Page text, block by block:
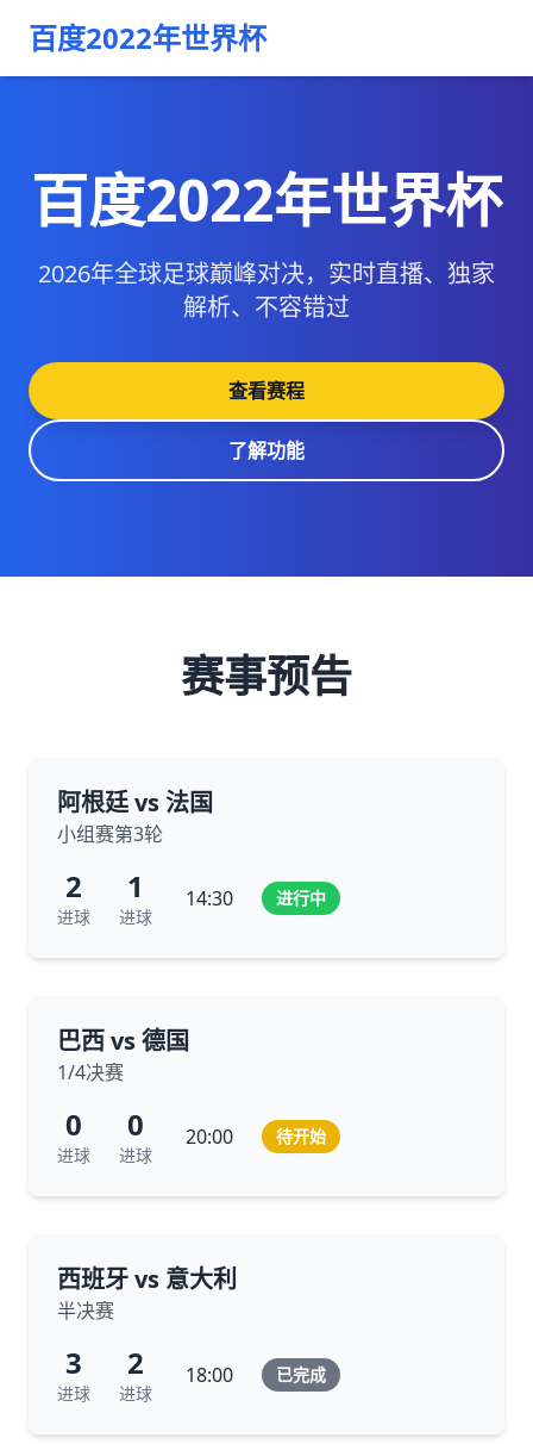
百度2022年世界杯
百度2022年世界杯
2026年全球足球巅峰对决，实时直播、独家
解析、不容错过
查看赛程
了解功能
赛事预告
阿根廷 vs 法国
小组赛第3轮
2
进球
1
进球
14:30 进行中
巴西 vs 德国
1/4决赛
0
进球
0
进球
20:00 待开始
西班牙 vs 意大利
半决赛
3
进球
2
进球
18:00 已完成